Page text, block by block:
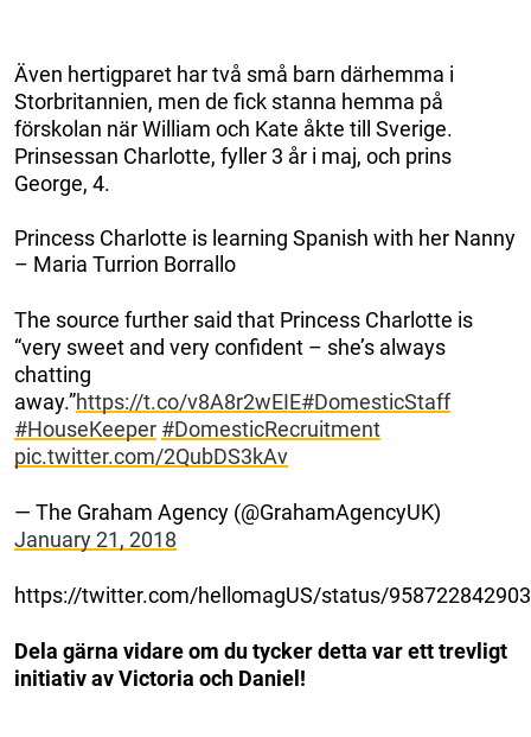
Även hertigparet har två små barn därhemma i
Storbritannien, men de fick stanna hemma på
förskolan när William och Kate åkte till Sverige.
Prinsessan Charlotte, fyller 3 år i maj, och prins
George, 4.
Princess Charlotte is learning Spanish with her Nanny
– Maria Turrion Borrallo
The source further said that Princess Charlotte is
“very sweet and very confident – she’s always
chatting
away.”https://t.co/v8A8r2wEIE#DomesticStaff
#HouseKeeper #DomesticRecruitment
pic.twitter.com/2QubDS3kAv
— The Graham Agency (@GrahamAgencyUK)
January 21, 2018
https://twitter.com/hellomagUS/status/
Dela gärna vidare om du tycker detta var ett trevligt
initiativ av Victoria och Daniel!